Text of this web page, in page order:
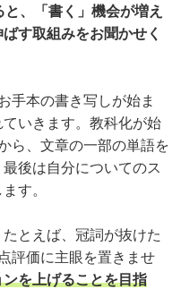
、「書く」機会が増え
す取組みをお聞かせく
手本の書き写しが始ま
いきます。教科化が始
ら、文章の一部の単語を
後は自分についてのス
す。
とえば、冠詞が抜けた
評価に主眼を置きませ
を上げることを目指